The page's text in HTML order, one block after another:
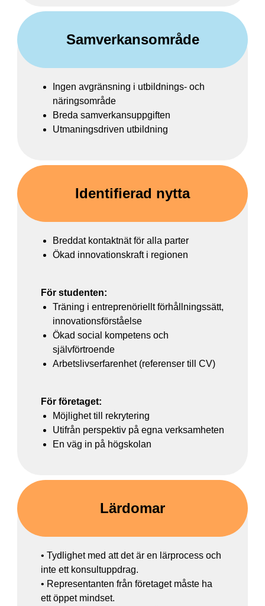
Samverkansområde
Ingen avgränsning i utbildnings- och
näringsområde
Breda samverkansuppgiften
Utmaningsdriven utbildning
Identifierad nytta
Breddat kontaktnät för alla parter
Ökad innovationskraft i regionen
För studenten:
Träning i entreprenöriellt förhållningssätt,
innovationsförståelse
Ökad social kompetens och
självförtroende
Arbetslivserfarenhet (referenser till CV)
För företaget:
Möjlighet till rekrytering
Utifrån perspektiv på egna verksamheten
En väg in på högskolan
Lärdomar
• Tydlighet med att det är en lärprocess och
inte ett konsultuppdrag.
• Representanten från företaget måste ha
ett öppet mindset.